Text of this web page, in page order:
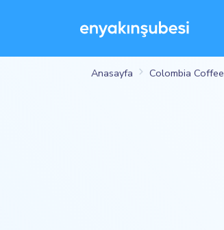
Anasayfa Colombia Coffee